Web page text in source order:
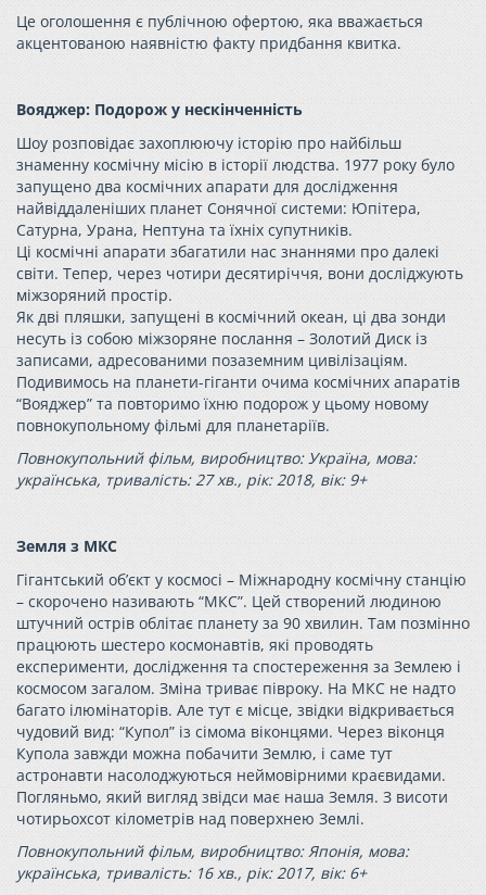
Це оголошення є публічною офертою, яка вважається
акцентованою наявністю факту придбання квитка.
Вояджер: Подорож у нескінченність
Шоу розповідає захоплюючу історію про найбільш
знаменну космічну місію в історії людства. 1977 року було
запущено два космічних апарати для дослідження
найвіддаленіших планет Сонячної системи: Юпітера,
Сатурна, Урана, Нептуна та їхніх супутників.
Ці космічні апарати збагатили нас знаннями про далекі
світи. Тепер, через чотири десятиріччя, вони досліджують
міжзоряний простір.
Як дві пляшки, запущені в космічний океан, ці два зонди
несуть із собою міжзоряне послання – Золотий Диск із
записами, адресованими позаземним цивілізаціям.
Подивимось на планети-гіганти очима космічних апаратів
“Вояджер” та повторимо їхню подорож у цьому новому
повнокупольному фільмі для планетаріїв.
Повнокупольний фільм, виробництво: Україна, мова:
українська, тривалість: 27 хв., рік: 2018, вік: 9+
Земля з МКС
Гігантський об’єкт у космосі – Міжнародну космічну станцію
– скорочено називають “МКС”. Цей створений людиною
штучний острів облітає планету за 90 хвилин. Там позмінно
працюють шестеро космонавтів, які проводять
експерименти, дослідження та спостереження за Землею і
космосом загалом. Зміна триває півроку. На МКС не надто
багато ілюмінаторів. Але тут є місце, звідки відкривається
чудовий вид: “Купол” із сімома віконцями. Через віконця
Купола завжди можна побачити Землю, і саме тут
астронавти насолоджуються неймовірними краєвидами.
Погляньмо, який вигляд звідси має наша Земля. З висоти
чотирьохсот кілометрів над поверхнею Землі.
Повнокупольний фільм, виробництво: Японія, мова:
українська, тривалість: 16 хв., рік: 2017, вік: 6+